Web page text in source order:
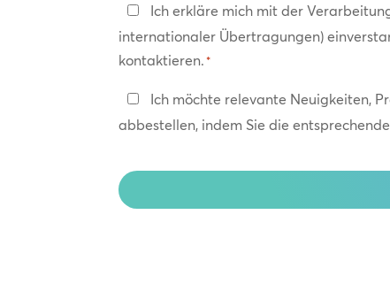
Datenschutzerklärung
*
Ich erkläre mich mit der
internationaler Übertragungen)
kontaktieren.*
In
Kontakt
Ich möchte relevante Neuigkeiten,
abbestellen, indem Sie die